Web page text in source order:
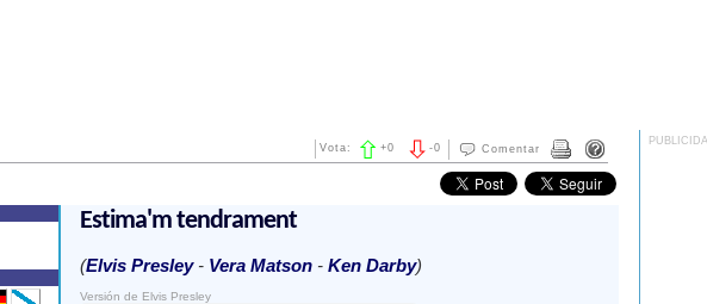
Comentar
-0
Vota: +0
Estima'm tendrament
(Elvis Presley- Vera Matson- Ken Darby)
Versión de Elvis Presley